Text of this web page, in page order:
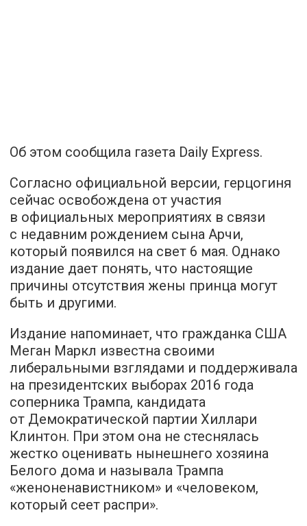
Об этом сообщила газета Daily Express.
Согласно официальной версии, герцогиня
сейчас освобождена от участия
в официальных мероприятиях в связи
с недавним рождением сына Арчи,
который появился на свет 6 мая. Однако
издание дает понять, что настоящие
причины отсутствия жены принца могут
быть и другими.
Издание напоминает, что гражданка США
Меган Маркл известна своими
либеральными взглядами и поддерживала
на президентских выборах 2016 года
соперника Трампа, кандидата
от Демократической партии Хиллари
Клинтон. При этом она не стеснялась
жестко оценивать нынешнего хозяина
Белого дома и называла Трампа
«женоненавистником» и «человеком,
который сеет распри».